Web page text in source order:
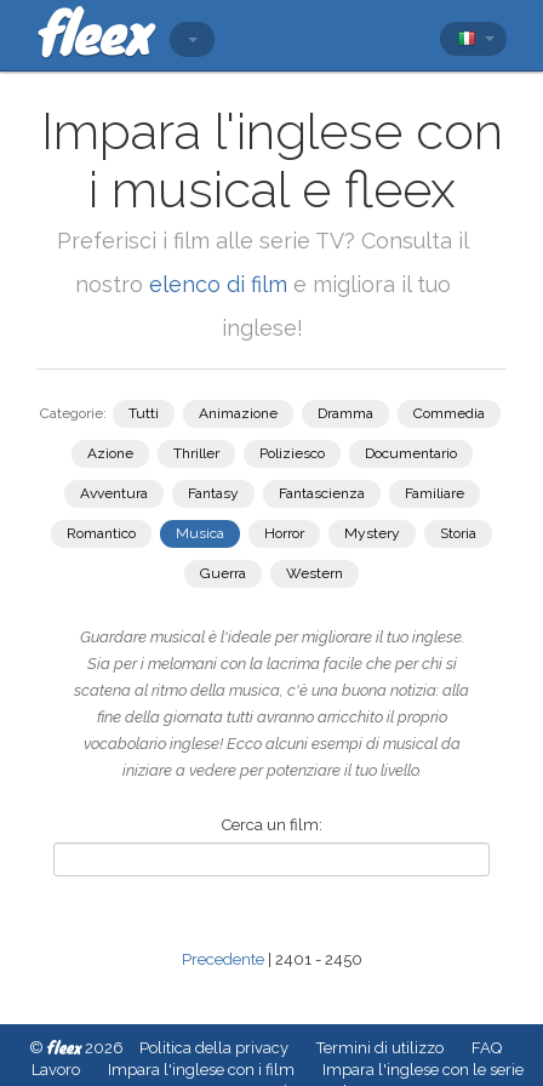
Impara l'inglese con
i musical e fleex
Preferisci i film alle serie TV? Consulta il
nostro elenco di film e migliora il tuo
inglese!
Categorie: Tutti Animazione Dramma Commedia
Azione Thriller Poliziesco Documentario
Avventura Fantasy Fantascienza Familiare
Romantico Musica Horror Mystery Storia
Guerra Western
Guardare musical è l'ideale per migliorare il tuo inglese.
Sia per i melomani con la lacrima facile che per chi si
scatena al ritmo della musica, c'è una buona notizia: alla
fine della giornata tutti avranno arricchito il proprio
vocabolario inglese! Ecco alcuni esempi di musical da
iniziare a vedere per potenziare il tuo livello.
Cerca un film:
Precedente| 2401 - 2450
© fleex2026 Politica della privacy Termini di utilizzo
FAQ
Lavoro
Impara l'inglese con i film
Impara l'inglese con le serie